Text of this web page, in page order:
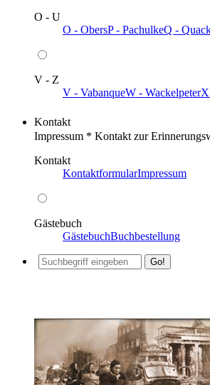
O - U
O - ObersP - PachulkeQ -
V - Z
V - VabanqueW - WackelpeterX
Kontakt
Impressum * Kontakt zur
Kontakt
KontaktformularImpressum
Gästebuch
GästebuchBuchbestellung